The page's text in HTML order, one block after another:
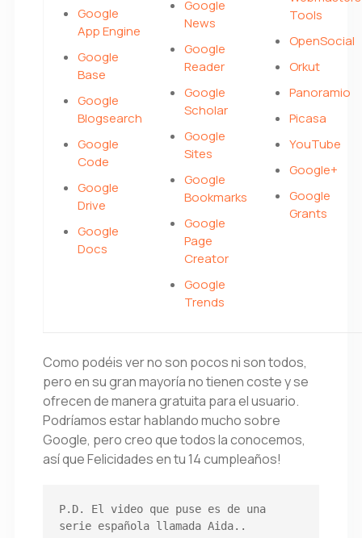
Google
App Engine
Google
Base
Google
Blogsearch
Google
Code
Google
Drive
Google
Docs
Google
News
Google
Reader
Google
Scholar
Google
Sites
Google
Bookmarks
Google
Page
Creator
Google
Trends
Tools
OpenSocial
Orkut
Panoramio
Picasa
YouTube
Google+
Google
Grants
Como podéis ver no son pocos ni son todos,
pero en su gran mayoría no tienen coste y se
ofrecen de manera gratuita para el usuario.
Podríamos estar hablando mucho sobre
Google, pero creo que todos la conocemos,
así que Felicidades en tu 14 cumpleaños!
P.D. El video que puse es de una
serie española llamada Aida..